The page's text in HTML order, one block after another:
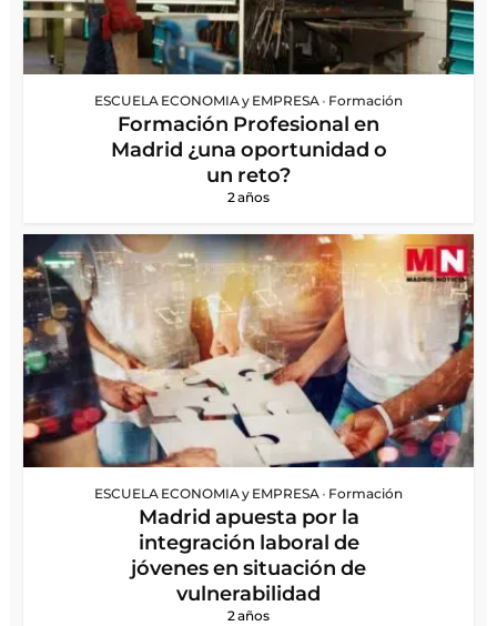
ESCUELA ECONOMIA y EMPRESA • Formación
Formación Profesional en
Madrid ¿una oportunidad o
un reto?
2 años
ESCUELA ECONOMIA y EMPRESA • Formación
Madrid apuesta por la
integración laboral de
jóvenes en situación de
vulnerabilidad
2 años